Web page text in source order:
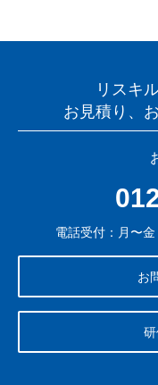
リスキ
お見積り、
電話受付：月〜
お